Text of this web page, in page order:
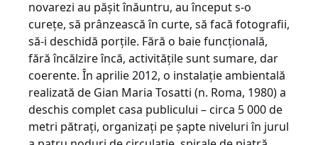
novarezi au păşit înăuntru, au început s-o
cureţe, să prânzească în curte, să facă fotografii,
să-i deschidă porţile. Fără o baie funcţională,
fără încălzire încă, activităţile sunt sumare, dar
coerente. În aprilie 2012, o instalaţie ambientală
realizată de Gian Maria Tosatti (n. Roma, 1980) a
deschis complet casa publicului – circa 5 000 de
metri pătraţi, organizaţi pe şapte niveluri în jurul